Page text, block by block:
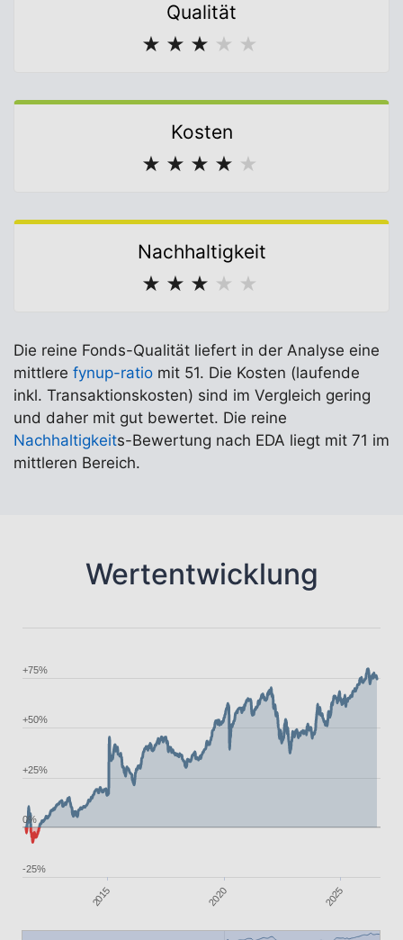
Qualität
★ ★ ★ ★ ★
Kosten
★ ★ ★ ★ ★
Nachhaltigkeit
★ ★ ★ ★ ★
Die reine Fonds-Qualität liefert in der Analyse eine
mittlere fynup-ratio mit 51. Die Kosten (laufende
inkl. Transaktionskosten) sind im Vergleich gering
und daher mit gut bewertet. Die reine
Nachhaltigkeits-Bewertung nach EDA liegt mit 71 im
mittleren Bereich.
Wertentwicklung
2015 2020 2025
-25%
0%
+25%
+50%
+75%